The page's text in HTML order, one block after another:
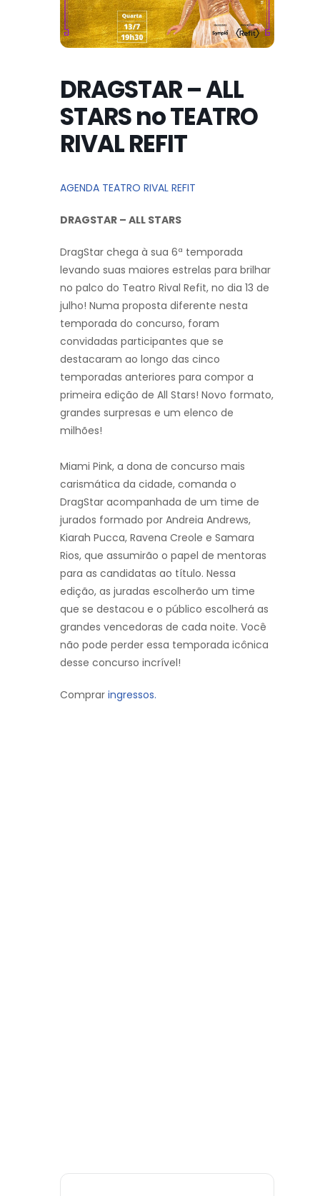
DRAGSTAR – ALL
STARS no TEATRO
RIVAL REFIT
AGENDA TEATRO RIVAL REFIT
DRAGSTAR – ALL STARS
DragStar chega à sua 6ª temporada
levando suas maiores estrelas para brilhar
no palco do Teatro Rival Refit, no dia 13 de
julho! Numa proposta diferente nesta
temporada do concurso, foram
convidadas participantes que se
destacaram ao longo das cinco
temporadas anteriores para compor a
primeira edição de All Stars! Novo formato,
grandes surpresas e um elenco de
milhões!
Miami Pink, a dona de concurso mais
carismática da cidade, comanda o
DragStar acompanhada de um time de
jurados formado por Andreia Andrews,
Kiarah Pucca, Ravena Creole e Samara
Rios, que assumirão o papel de mentoras
para as candidatas ao título. Nessa
edição, as juradas escolherão um time
que se destacou e o público escolherá as
grandes vencedoras de cada noite. Você
não pode perder essa temporada icônica
desse concurso incrível!
Comprar ingressos.